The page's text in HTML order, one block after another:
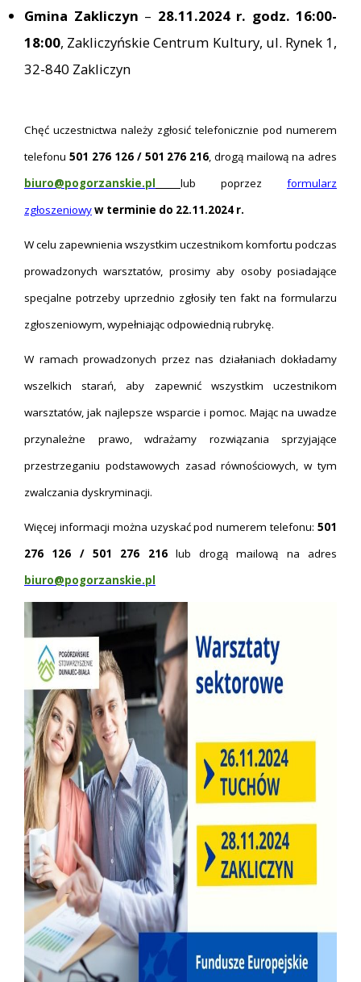
Gmina Zakliczyn – 28.11.2024 r. godz. 16:00-
18:00, Zakliczyńskie Centrum Kultury, ul. Rynek 1,
32-840 Zakliczyn
Chęć uczestnictwa należy zgłosić telefonicznie pod numerem
telefonu 501 276 126 / 501 276 216, drogą mailową na adres
biuro@pogorzanskie.pl
lub poprzez formularz
zgłoszeniowyw terminie do 22.11.2024 r.
W celu zapewnienia wszystkim uczestnikom komfortu podczas
prowadzonych warsztatów, prosimy aby osoby posiadające
specjalne potrzeby uprzednio zgłosiłyten fakt na formularzu
zgłoszeniowym, wypełniając odpowiednią rubrykę.
W ramach prowadzonych przez nas działaniach dokładamy
wszelkich starań, aby zapewnić wszystkim uczestnikom
warsztatów, jak najlepsze wsparcie i pomoc. Mając na uwadze
przynależne prawo, wdrażamy rozwiązania sprzyjające
przestrzeganiu podstawowych zasad równościowych, w tym
zwalczania dyskryminacji.
Więcej informacji można uzyskać pod numerem telefonu: 501
276 126 / 501 276 216lub drogą mailową na adres
biuro@pogorzanskie.pl